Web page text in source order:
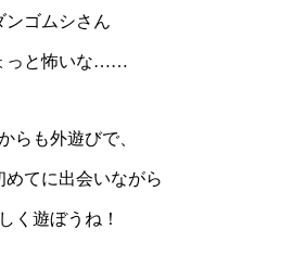
ンゴムシさん
っと怖いな……
らも外遊びで、
めてに出会いながら
く遊ぼうね！